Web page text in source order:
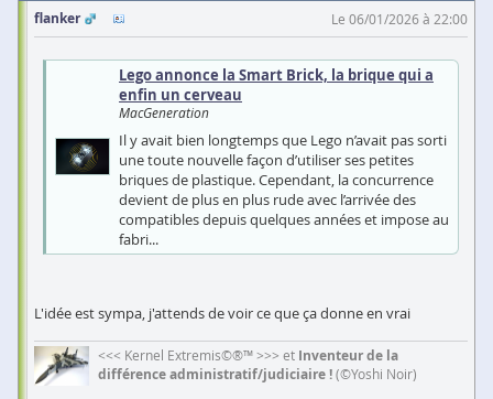
flanker
Le 06/01/2026 à 22:00
Lego annonce la Smart Brick, la brique qui a
enfin un cerveau
MacGeneration
Il y avait bien longtemps que Lego n’avait pas sorti
une toute nouvelle façon d’utiliser ses petites
briques de plastique. Cependant, la concurrence
devient de plus en plus rude avec l’arrivée des
compatibles depuis quelques années et impose au
fabri...
L'idée est sympa, j'attends de voir ce que ça donne en vrai
<<< Kernel Extremis©®™ >>> et Inventeur de la
différence administratif/judiciaire !(©Yoshi Noir)